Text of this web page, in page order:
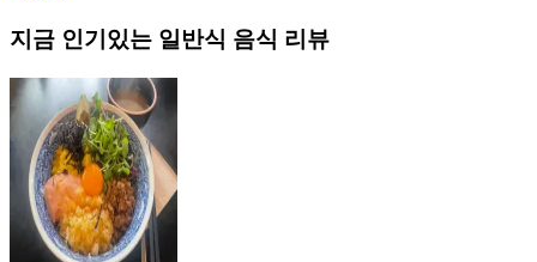
지금 인기있는 일반식 음식 리뷰